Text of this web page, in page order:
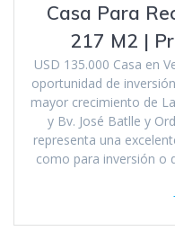
Casa Para
217 M2 |
USD 135.000 Casa en
oportunidad de
mayor crecimiento de
y Bv. José Batlle y
representa una
como para inversión o